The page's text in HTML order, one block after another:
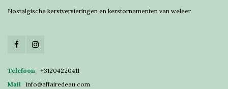
Nostalgische kerstversieringen en kerstornamenten van weleer.
Telefoon
+31204220411
Mail
info@affairedeau.com